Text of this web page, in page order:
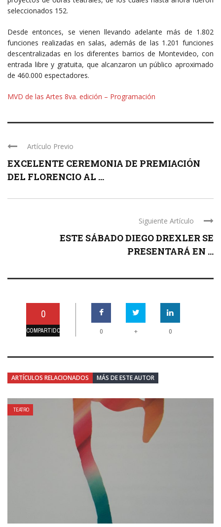
seleccionados 152.
Desde entonces, se vienen llevando adelante más de 1.802
funciones realizadas en salas, además de las 1.201 funciones
descentralizadas en los diferentes barrios de Montevideo, con
entrada libre y gratuita, que alcanzaron un público aproximado
de 460.000 espectadores.
MVD de las Artes 8va. edición – Programación
Artículo Previo
EXCELENTE CEREMONIA DE PREMIACIÓN
DEL FLORENCIO AL ...
Siguiente Artículo
ESTE SÁBADO DIEGO DREXLER SE
PRESENTARÁ EN ...
0
COMPARTIDO 0 + 0
ARTÍCULOS RELACIONADOS MÁS DE ESTE AUTOR
TEATRO